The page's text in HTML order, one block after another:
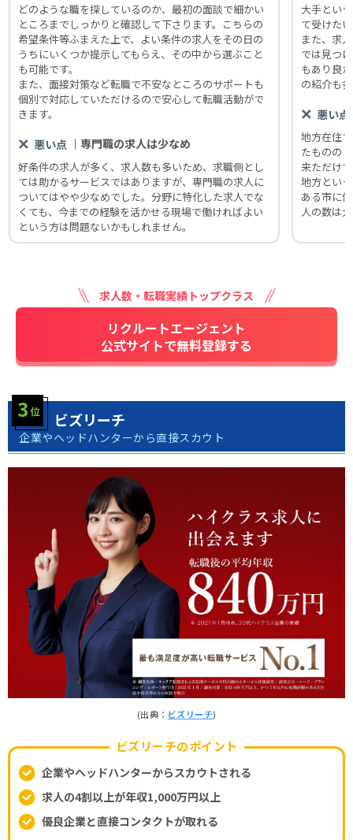
どのような職を探しているのか、最初の面談で細かい
ところまでしっかりと確認して下さります。こちらの
希望条件等ふまえた上で、よい条件の求人をその日の
うちにいくつか提示してもらえ、その中から選ぶこと
も可能です。
また、面接対策など転職で不安なところのサポートも
個別で対応していただけるので安心して転職活動がで
きます。
悪い点 ｜専門職の求人は少なめ
好条件の求人が多く、求人数も多いため、求職側とし
ては助かるサービスではありますが、専門職の求人に
ついてはやや少なめでした。分野に特化した求人でな
くても、今までの経験を活かせる現場で働ければよい
という方は問題ないかもしれません。
大手とい
て受けた
また、求
では見つ
もあり良
の紹介も
悪い点
地方在住
たものの
来ただけ
地方とい
ある市に
人の数は
求人数・転職実績トップクラス
リクルートエージェント
公式サイトで無料登録する
ビズリーチ
企業やヘッドハンターから直接スカウト
(出典： ビズリーチ)
ビズリーチのポイント
企業やヘッドハンターからスカウトされる
求人の4割以上が年収1,000万円以上
優良企業と直接コンタクトが取れる